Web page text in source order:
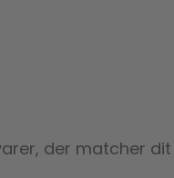
der matcher dit